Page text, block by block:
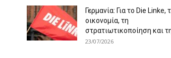
Γερμανία: Για το Die Linke,
οικονομία, τη
στρατιωτικοποίηση και
23/07/2026